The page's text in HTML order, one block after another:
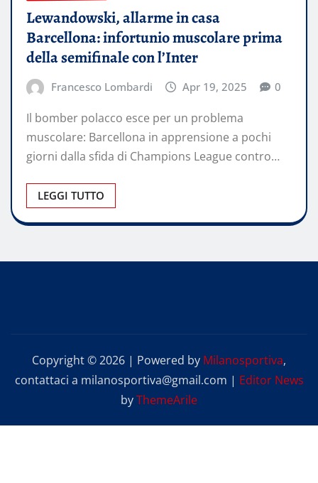
Lewandowski, allarme in casa
Barcellona: infortunio muscolare prima
della semifinale con l’Inter
Francesco Lombardi Apr 19, 2025 0
Il bomber polacco esce per un problema
muscolare: Barcellona in apprensione a pochi
giorni dalla sfida di Champions League contro…
LEGGI TUTTO
Copyright © 2026 | Powered by Milanosportiva,
contattaci a milanosportiva@gmail.com | Editor News
byThemeArile